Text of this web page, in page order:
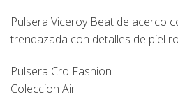
35,00€.31,00€.
Pulsera Viceroy Beat de acerco
trendazada con detalles de piel
Pulsera Cro Fashion
Coleccion Air